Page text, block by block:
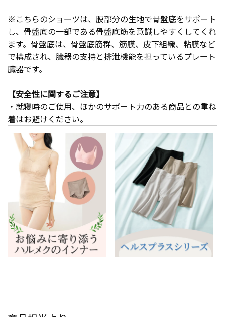
※こちらのショーツは、股部分の生地で骨盤底をサポート
し、骨盤底の一部である骨盤底筋を意識しやすくしてくれ
ます。骨盤底は、骨盤底筋群、筋膜、皮下組織、粘膜など
で構成され、臓器の支持と排泄機能を担っているプレート
臓器です。
【安全性に関するご注意】
・就寝時のご使用、ほかのサポート力のある商品との重ね
着はお避けください。